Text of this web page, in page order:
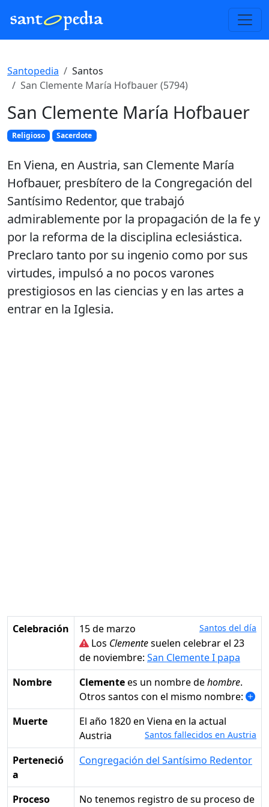
Santopedia
Santos
San Clemente María Hofbauer (5794)
San Clemente María Hofbauer
Religioso Sacerdote
En Viena, en Austria, san Clemente María
Hofbauer, presbítero de la Congregación del
Santísimo Redentor, que trabajó
admirablemente por la propagación de la fe y
por la reforma de la disciplina eclesiástica.
Preclaro tanto por su ingenio como por sus
virtudes, impulsó a no pocos varones
prestigiosos en las ciencias y en las artes a
entrar en la Iglesia.
Celebración 15 de marzo Santos del día
Los Clementesuelen celebrar el 23
de noviembre: San Clemente I papa
Nombre
Clementees un nombre dehombre.
Otros santos con el mismo nombre:
Muerte
el año 1820 en Viena en la actual
Austria
Santos fallecidos en Austria
Perteneció
a
Congregación del Santísimo Redentor
Proceso No tenemos registro de su proceso de